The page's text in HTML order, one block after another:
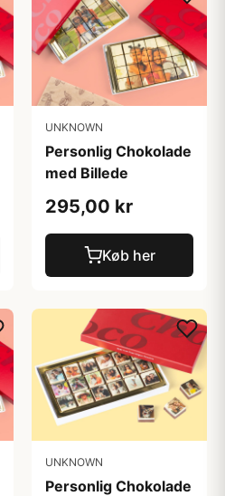
UNKNOWN
Personlig Chokolade
med Billede
295,00 kr
Køb her
UNKNOWN
Personlig Chokolade